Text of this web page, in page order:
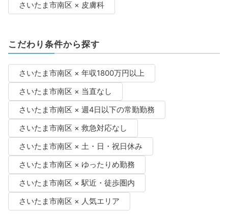
さいたま市南区 × 皮膚科
こだわり条件から探す
さいたま市南区 × 年収1800万円以上
さいたま市南区 × 当直なし
さいたま市南区 × 週4日以下の常勤勤務
さいたま市南区 × 救急対応なし
さいたま市南区 × 土・日・祝日休み
さいたま市南区 × ゆったりめ勤務
さいたま市南区 × 駅近・徒歩圏内
さいたま市南区 × 人気エリア